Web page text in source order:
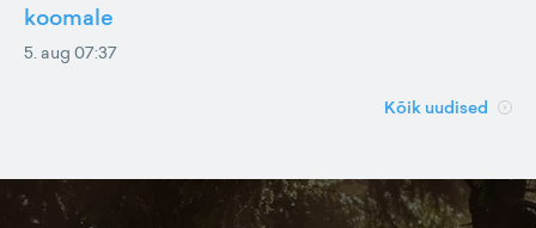
koomale
5. aug 07:37
Kõik uudised